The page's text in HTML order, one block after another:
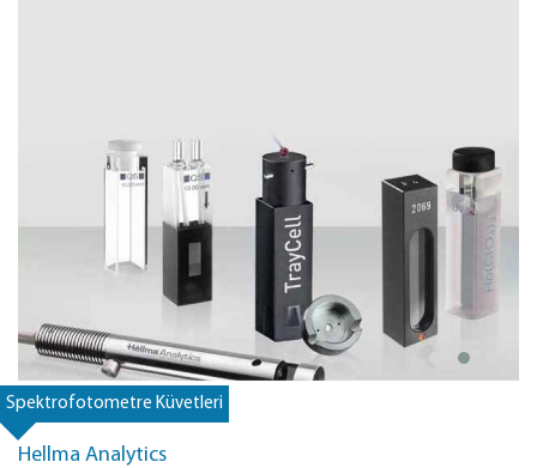
Spektrofotometre Küvetleri
Hellma Analytics